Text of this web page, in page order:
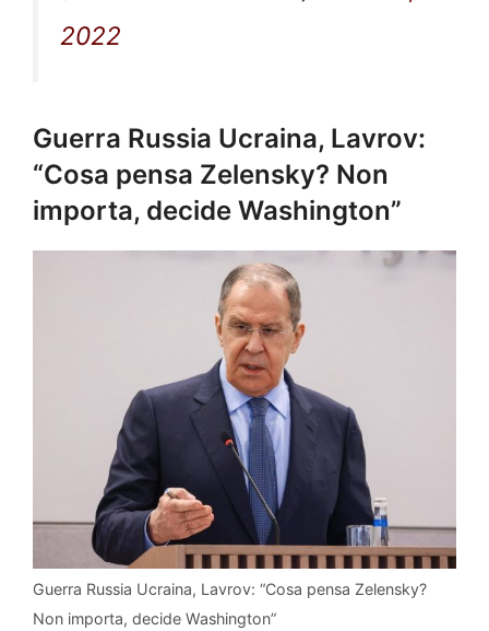
2022
Guerra Russia Ucraina, Lavrov:
“Cosa pensa Zelensky? Non
importa, decide Washington”
Guerra Russia Ucraina, Lavrov: “Cosa pensa Zelensky?
Non importa, decide Washington”